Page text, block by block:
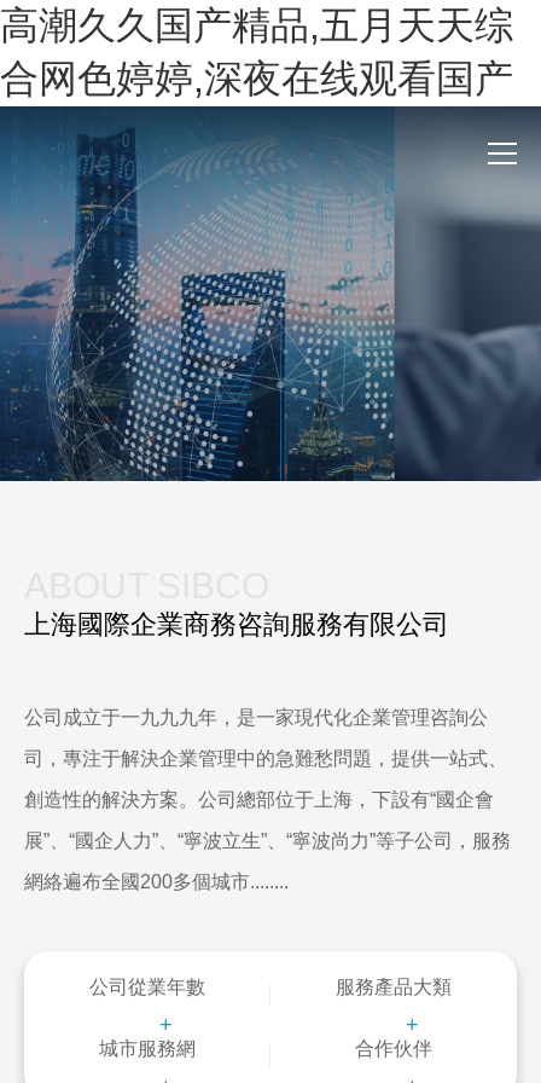
高潮久久国产精品,五月天天综
合网色婷婷,深夜在线观看国产
上海國際企業商務咨詢服務有限公司
公司成立于一九九九年，是一家現代化企業管理咨詢公
司，專注于解決企業管理中的急難愁問題，提供一站式、
創造性的解決方案。公司總部位于上海，下設有“國企會
展”、“國企人力”、“寧波立生”、“寧波尚力”等子公司，服務
網絡遍布全國200多個城市........
公司從業年數
+
服務產品大類
+
城市服務網 合作伙伴